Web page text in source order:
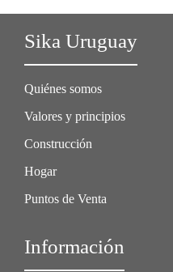
Sika Uruguay
Quiénes somos
Valores y principios
Construcción
Hogar
Puntos de Venta
Información